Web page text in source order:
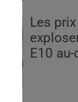
Les
E10